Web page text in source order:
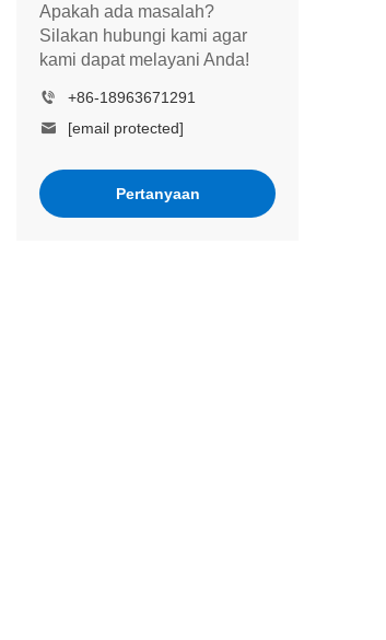
Apakah ada masalah?
Silakan hubungi kami agar
kami dapat melayani Anda!
+86-18963671291
[email protected]
Pertanyaan